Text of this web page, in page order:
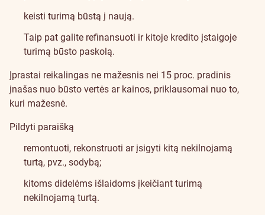
keisti turimą būstą į naują.
Taip pat galite refinansuoti ir kitoje kredito įstaigoje
turimą būsto paskolą.
Įprastai reikalingas ne mažesnis nei 15 proc. pradinis
įnašas nuo būsto vertės ar kainos, priklausomai nuo to,
kuri mažesnė.
Pildyti paraišką
remontuoti, rekonstruoti ar įsigyti kitą nekilnojamą
turtą, pvz., sodybą;
kitoms didelėms išlaidoms įkeičiant turimą
nekilnojamą turtą.